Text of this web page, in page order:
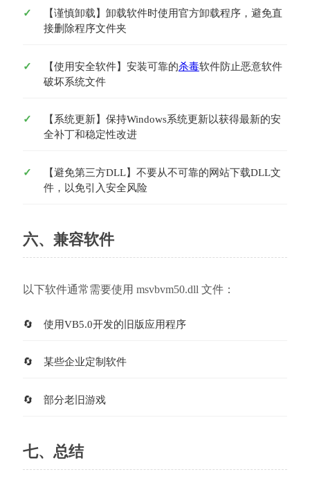
【谨慎卸载】卸载软件时使用官方卸载程序，避免直
接删除程序文件夹
【使用安全软件】安装可靠的杀毒软件防止恶意软件
破坏系统文件
【系统更新】保持Windows系统更新以获得最新的安
全补丁和稳定性改进
【避免第三方DLL】不要从不可靠的网站下载DLL文
件，以免引入安全风险
六、兼容软件
以下软件通常需要使用 msvbvm50.dll 文件：
使用VB5.0开发的旧版应用程序
某些企业定制软件
部分老旧游戏
七、总结